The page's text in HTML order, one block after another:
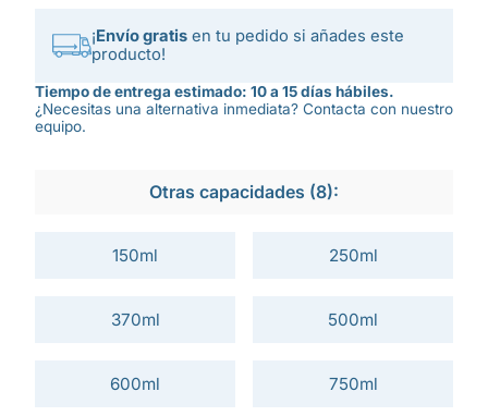
¡Envío gratis en tu pedido si añades este
producto!
Tiempo de entrega estimado: 10 a 15 días hábiles.
¿Necesitas una alternativa inmediata? Contacta con nuestro
equipo.
Otras capacidades (8):
150ml 250ml
370ml 500ml
600ml 750ml